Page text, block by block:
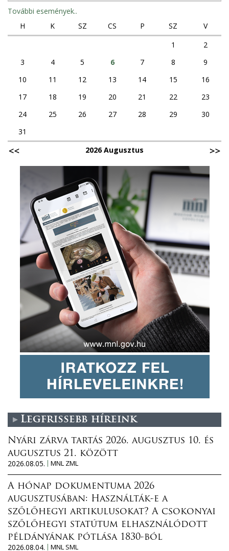
További események..
H
K SZ CS P SZ
V
1
2
3
4 5 6 7 8
9
10
11 12 13 14 15
16
17
18 19 20 21 22
23
24
25 26 27 28 29
30
31
2026 Augusztus
Legfrissebb híreink
Nyári zárva tartás 2026. augusztus 10. és
augusztus 21. között
2026.08.05.
MNL ZML
A hónap dokumentuma 2026
augusztusában: Használták-e a
szőlőhegyi artikulusokat? A csokonyai
szőlőhegyi statútum elhasználódott
példányának pótlása 1830-ból
2026.08.04.
MNL SML